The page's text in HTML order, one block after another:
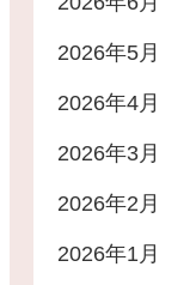
2026年5月
2026年4月
2026年3月
2026年2月
2026年1月